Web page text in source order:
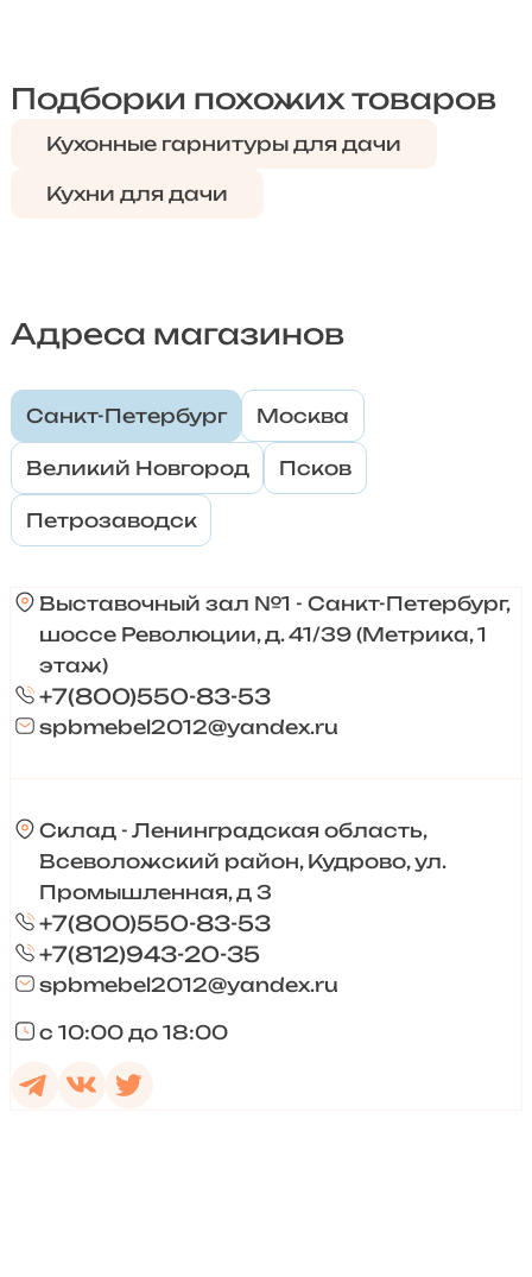
Подборки похожих товаров
Кухонные гарнитуры для дачи
Кухни для дачи
Адреса магазинов
Санкт-Петербург Москва
Великий Новгород Псков
Петрозаводск
Выставочный зал №1 - Санкт-Петербург,
шоссе Революции, д. 41/39 (Метрика, 1
этаж)
+7(800)550-83-53
spbmebel2012@yandex.ru
Склад - Ленинградская область,
Всеволожский район, Кудрово, ул.
Промышленная, д 3
+7(800)550-83-53
+7(812)943-20-35
spbmebel2012@yandex.ru
с 10:00 до 18:00